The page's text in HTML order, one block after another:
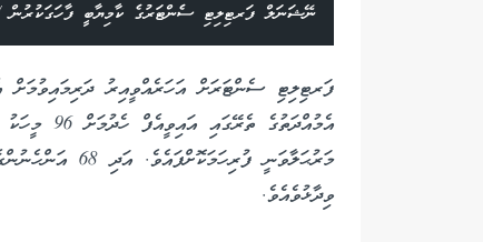
ނޭޝަނަލް ފަރޓިލިޓި ސެންޓަރުގެ ކާމިޔާބީ
މަރުޙަލާވަނީ
ވިދާޅުވެއެވެ.